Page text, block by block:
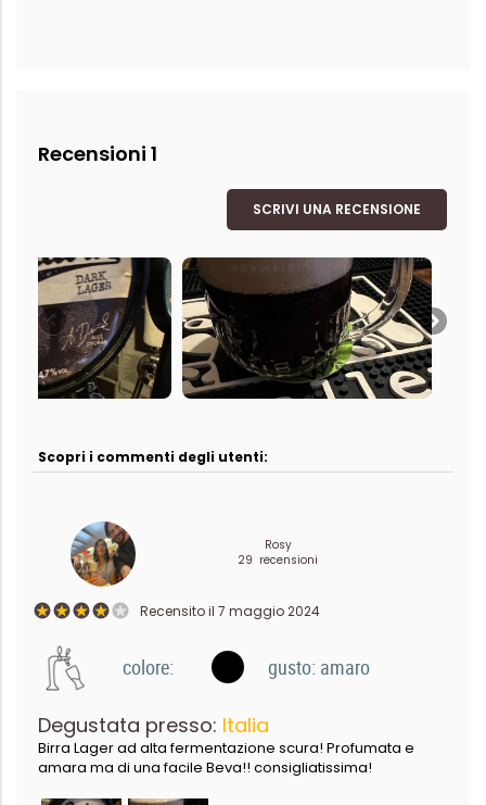
Recensioni 1
SCRIVI UNA RECENSIONE
Scopri i commenti degli utenti:
Rosy
29 recensioni
Recensito il 7 maggio 2024
colore: gusto: amaro
Degustata presso: Italia
Birra Lager ad alta fermentazione scura! Profumata e
amara ma di una facile Beva!! consigliatissima!